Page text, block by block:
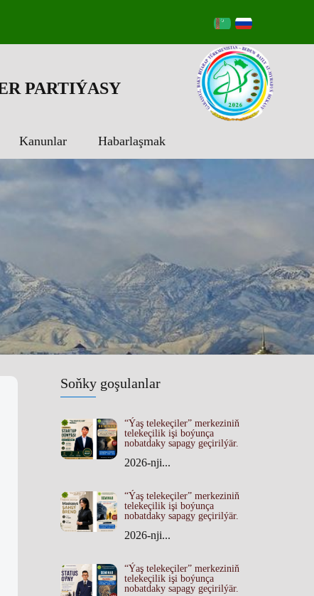
PARTIÝASY
Kanunlar Habarlaşmak
Soňky goşulanlar
“Ýaş telekeçiler” merkeziniň
telekeçilik işi boýunça
nobatdaky sapagy geçirilýär.
2026-nji...
“Ýaş telekeçiler” merkeziniň
telekeçilik işi boýunça
nobatdaky sapagy geçirilýär.
2026-nji...
“Ýaş telekeçiler” merkeziniň
telekeçilik işi boýunça
nobatdaky sapagy geçirilýär.